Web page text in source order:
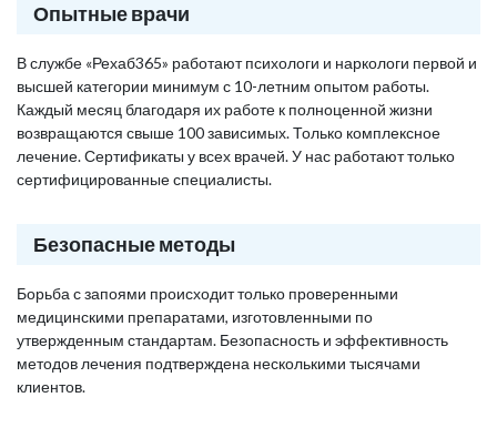
Опытные врачи
В службе «Рехаб365» работают психологи и наркологи первой и
высшей категории минимум с 10-летним опытом работы.
Каждый месяц благодаря их работе к полноценной жизни
возвращаются свыше 100 зависимых. Только комплексное
лечение. Сертификаты у всех врачей. У нас работают только
сертифицированные специалисты.
Безопасные методы
Борьба с запоями происходит только проверенными
медицинскими препаратами, изготовленными по
утвержденным стандартам. Безопасность и эффективность
методов лечения подтверждена несколькими тысячами
клиентов.